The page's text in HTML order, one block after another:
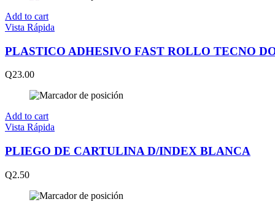
Add to cart
Vista Rápida
PLASTICO ADHESIVO FAST ROLLO TECNO
Q23.00
Add to cart
Vista Rápida
PLIEGO DE CARTULINA D/INDEX BLANCA
Q2.50